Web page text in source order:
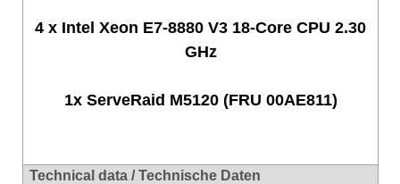
4 x Intel Xeon E7-8880 V3 18-Core CPU 2.30
GHz
1x ServeRaid M5120 (FRU 00AE811)
Technical data / Technische Daten